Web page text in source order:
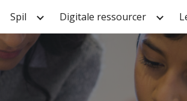
Skip
Spil Digitale ressourcer